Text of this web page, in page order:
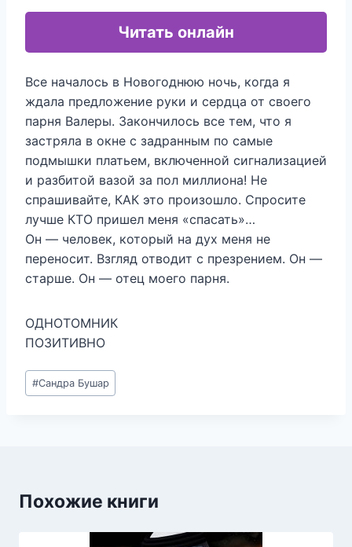
Читать онлайн
Все началось в Новогоднюю ночь, когда я
ждала предложение руки и сердца от своего
парня Валеры. Закончилось все тем, что я
застряла в окне с задранным по самые
подмышки платьем, включенной сигнализацией
и разбитой вазой за пол миллиона! Не
спрашивайте, КАК это произошло. Спросите
лучше КТО пришел меня «спасать»…
Он — человек, который на дух меня не
переносит. Взгляд отводит с презрением. Он —
старше. Он — отец моего парня.
ОДНОТОМНИК
ПОЗИТИВНО
Метки
записи:
#Сандра Бушар
Похожие книги